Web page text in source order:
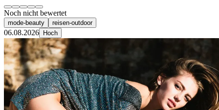
Noch nicht bewertet
mode-beauty reisen-outdoor
06.08.2026 Hoch